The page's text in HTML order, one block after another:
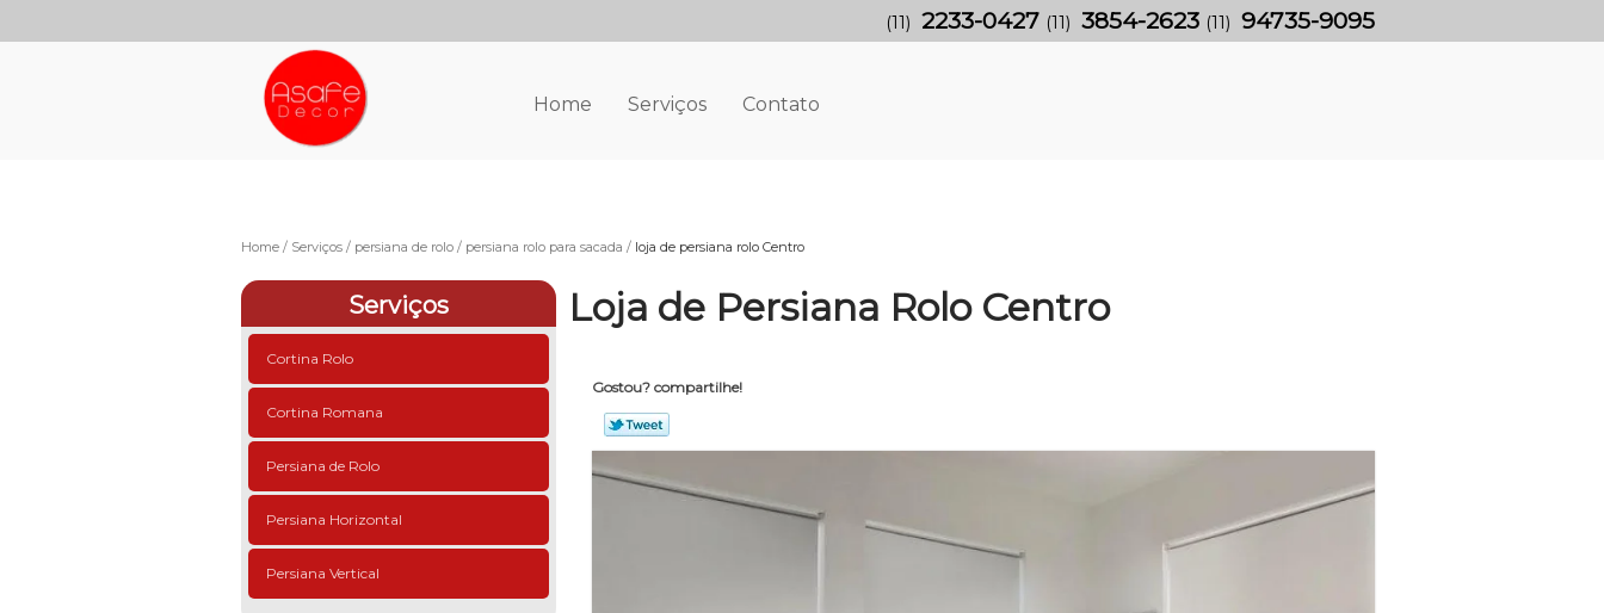
Home Serviços Contato
(11) 2233-0427 (11) 3854-2623 (11) 94735-9095
Home Serviços persiana de rolo persiana rolo para sacada loja de persiana rolo Centro
Serviços
Cortina Rolo
Cortina Romana
Persiana de Rolo
Persiana Horizontal
Persiana Vertical
Loja de Persiana Rolo Centro
Gostou? compartilhe!